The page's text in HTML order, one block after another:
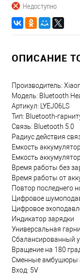
Недоступно
ОПИСАНИЕ
Производитель:
Модель: Bluetooth
Артикул: LYEJ06LS
Тип: Bluetooth-
Связь: Bluetooth 5.0
Радиус действия
Емкость
Емкость
Время работы без
Время работы от
Повтор последнего
Цифровое
Цифровое
Индикатор зарядки
Универсальная
Сбалансированный
Вращение на 180
Сменные амбушюры
Вход: 5V